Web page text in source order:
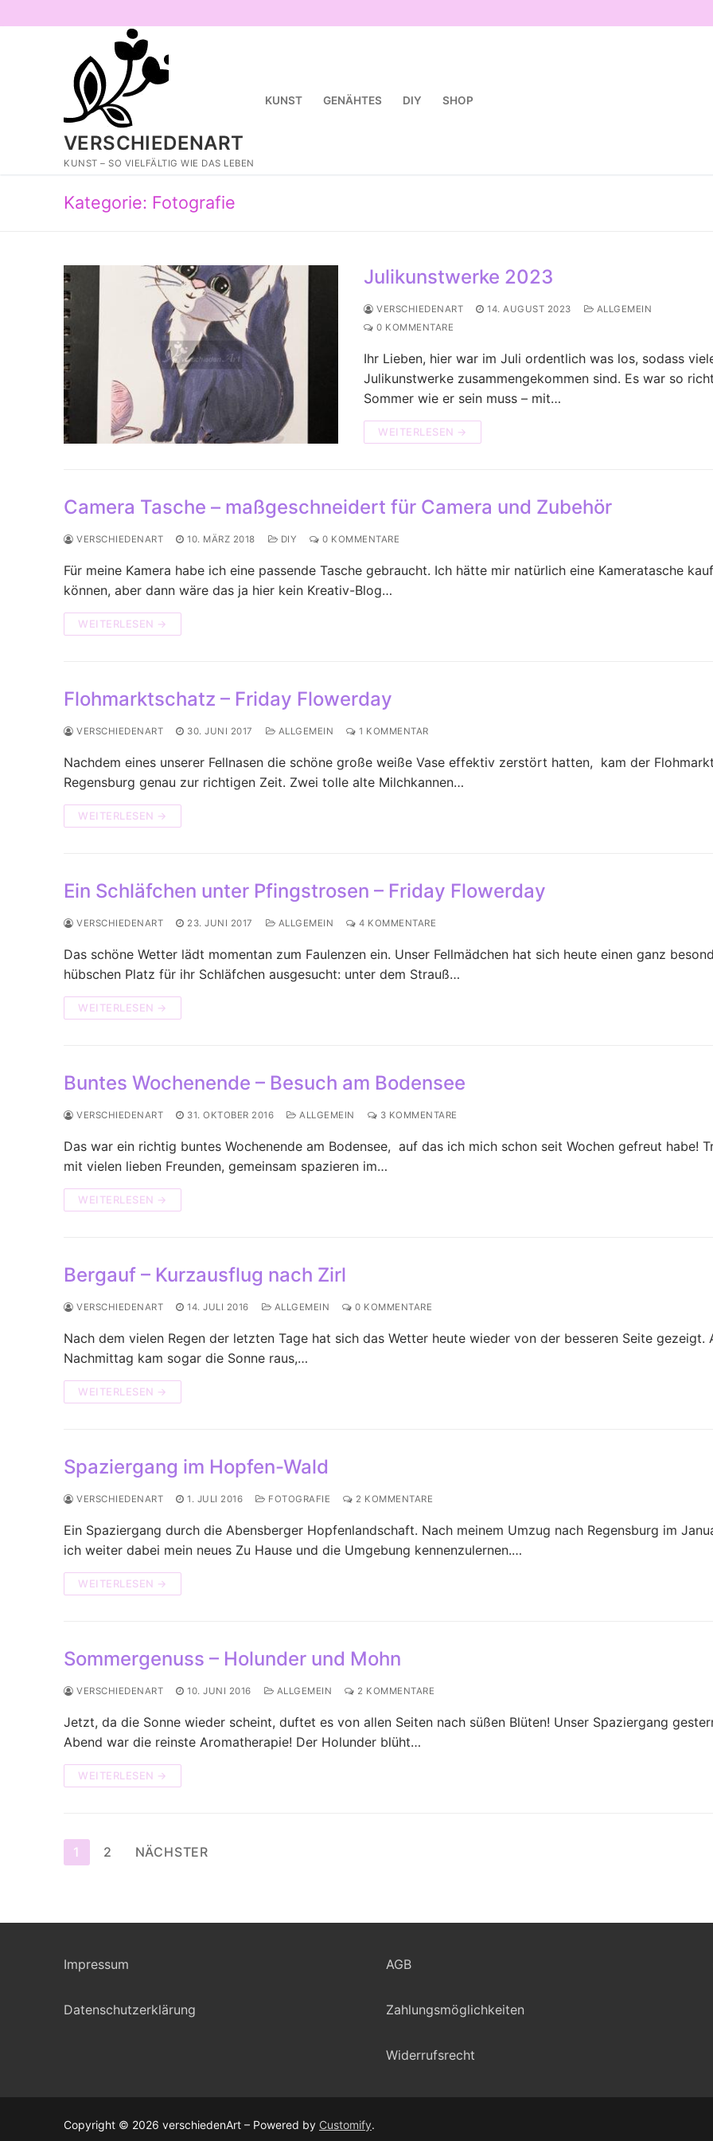
Inhalt
VERSCHIEDENART
KUNST – SO VIELFÄLTIG WIE DAS LEBEN
KUNST GENÄHTES DIY SHOP
Kategorie: Fotografie
Julikunstwerke 2023
VERSCHIEDENART 14. AUGUST 2023
ALLGEMEIN
0 KOMMENTARE
Ihr Lieben, hier war im Juli ordentlich was los, sodass
Julikunstwerke zusammengekommen sind. Es war so
Sommer wie er sein muss – mit…
WEITERLESEN →
Camera Tasche – maßgeschneidert für Camera und Zubehör
VERSCHIEDENART 10. MÄRZ 2018 DIY 0 KOMMENTARE
Für meine Kamera habe ich eine passende Tasche gebraucht. Ich hätte mir natürlich eine Kameratasche
können, aber dann wäre das ja hier kein Kreativ-Blog…
WEITERLESEN →
Flohmarktschatz – Friday Flowerday
VERSCHIEDENART 30. JUNI 2017 ALLGEMEIN 1 KOMMENTAR
Nachdem eines unserer Fellnasen die schöne große weiße Vase effektiv zerstört hatten, kam der
Regensburg genau zur richtigen Zeit. Zwei tolle alte Milchkannen…
WEITERLESEN →
Ein Schläfchen unter Pfingstrosen – Friday Flowerday
VERSCHIEDENART 23. JUNI 2017 ALLGEMEIN 4 KOMMENTARE
Das schöne Wetter lädt momentan zum Faulenzen ein. Unser Fellmädchen hat sich heute einen ganz
hübschen Platz für ihr Schläfchen ausgesucht: unter dem Strauß…
WEITERLESEN →
Buntes Wochenende – Besuch am Bodensee
VERSCHIEDENART 31. OKTOBER 2016 ALLGEMEIN 3 KOMMENTARE
Das war ein richtig buntes Wochenende am Bodensee, auf das ich mich schon seit Wochen gefreut habe!
mit vielen lieben Freunden, gemeinsam spazieren im…
WEITERLESEN →
Bergauf – Kurzausflug nach Zirl
VERSCHIEDENART 14. JULI 2016 ALLGEMEIN 0 KOMMENTARE
Nach dem vielen Regen der letzten Tage hat sich das Wetter heute wieder von der besseren Seite gezeigt.
Nachmittag kam sogar die Sonne raus,…
WEITERLESEN →
Spaziergang im Hopfen-Wald
VERSCHIEDENART 1. JULI 2016 FOTOGRAFIE 2 KOMMENTARE
Ein Spaziergang durch die Abensberger Hopfenlandschaft. Nach meinem Umzug nach Regensburg im
ich weiter dabei mein neues Zu Hause und die Umgebung kennenzulernen.…
WEITERLESEN →
Sommergenuss – Holunder und Mohn
VERSCHIEDENART 10. JUNI 2016 ALLGEMEIN 2 KOMMENTARE
Jetzt, da die Sonne wieder scheint, duftet es von allen Seiten nach süßen Blüten! Unser Spaziergang
Abend war die reinste Aromatherapie! Der Holunder blüht…
WEITERLESEN →
Seitennummerierung
1 2 NÄCHSTER
Impressum
Datenschutzerklärung
AGB
Zahlungsmöglichkeiten
Widerrufsrecht
Copyright © 2026 verschiedenArt – Powered by Customify.